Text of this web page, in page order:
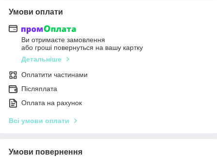
Умови оплати
Ви отримаєте замовлення
або гроші повернуться на вашу картку
Детальніше
Оплатити частинами
Післяплата
Оплата на рахунок
Всі умови оплати
Умови повернення